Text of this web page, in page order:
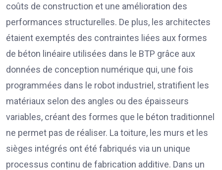
coûts de construction et une amélioration des
performances structurelles. De plus, les architectes
étaient exemptés des contraintes liées aux formes
de béton linéaire utilisées dans le BTP grâce aux
données de conception numérique qui, une fois
programmées dans le robot industriel, stratifient les
matériaux selon des angles ou des épaisseurs
variables, créant des formes que le béton traditionnel
ne permet pas de réaliser. La toiture, les murs et les
sièges intégrés ont été fabriqués via un unique
processus continu de fabrication additive. Dans un